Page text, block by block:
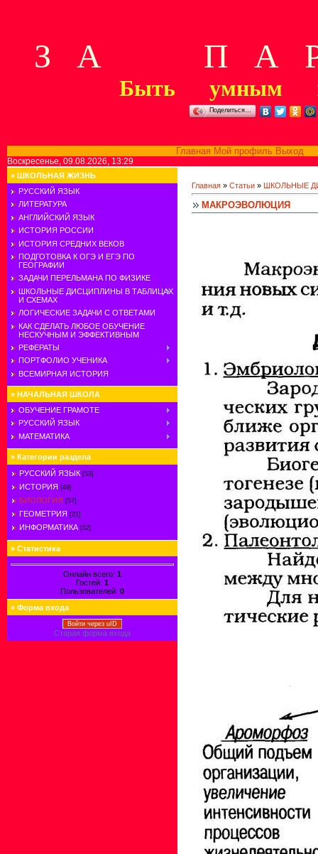
З А П А Р
Быть умным
Поделиться…
Главная Мой профиль Выход
Воскресенье, 09.08.2026, 13:29
» ШКОЛЬНАЯ ЖИЗНЬ
РУССКИЙ ЯЗЫК
ЛИТЕРАТУРА
АНГЛИЙСКИЙ ЯЗЫК
ИСТОРИЯ РОССИИ
ИСТОРИЯ СРЕДНИХ ВЕКОВ
ПОДГОТОВКА К ОГЭ И ЕГЭ ПО
ГЕОГРАФИИ
ЗАДАЧИ ПЕРЕЛЬМАНА ПО ФИЗИКЕ
ШКОЛЬНЫЕ ДИСЦИПЛИНЫ В ТАБЛИЦАХ
И СХЕМАХ
ЛОГИЧЕСКИЕ ЗАДАЧИ С ОТВЕТАМИ
КАК СДЕЛАТЬ ЛЮБОЕ ОБУЧЕНИЕ
НЕСКУЧНЫМ И ЭФФЕКТИВНЫМ
РЕФЕРАТЫ
ПОРТФОЛИО УЧЕНИКА
ВСЕМИРНАЯ ИСТОРИЯ
» НАЧАЛЬНАЯ ШКОЛА
ОБУЧЕНИЕ ГРАМОТЕ
РУССКИЙ ЯЗЫК
МАТЕМАТИКА
» Категории раздела
РУССКИЙ ЯЗЫК [53]
ИСТОРИЯ [49]
БИОЛОГИЯ [57]
ГЕОМЕТРИЯ [21]
ИНФОРМАТИКА [52]
» Статистика
Онлайн всего: 1
Гостей: 1
Пользователей: 0
» Форма входа
Войти через uID
Старая форма входа
Главная » Статьи » ШКОЛЬНЫЕ
МАКРОЭВОЛЮЦИЯ